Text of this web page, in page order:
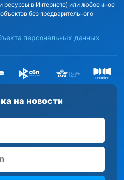
на новости
ресурсы в Интернете) или любое иное
без предварительного
персональных данных